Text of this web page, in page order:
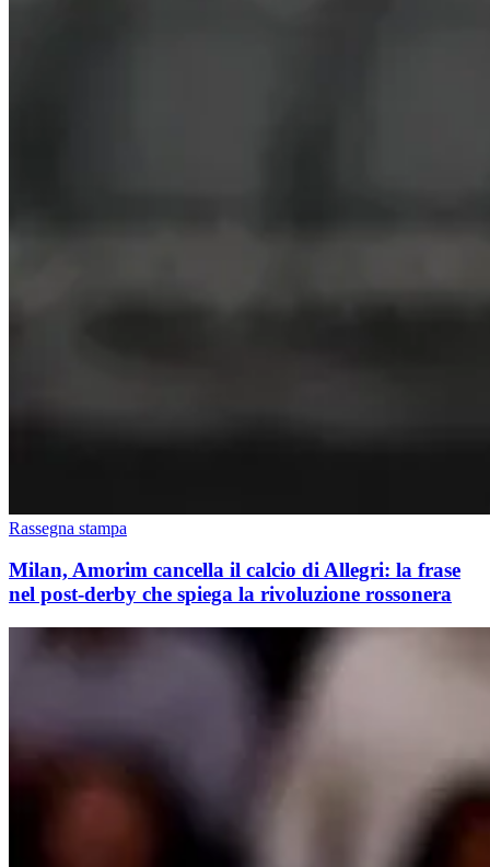
Rassegna stampa
Milan, Amorim cancella il calcio di Allegri: la frase
nel post-derby che spiega la rivoluzione rossonera